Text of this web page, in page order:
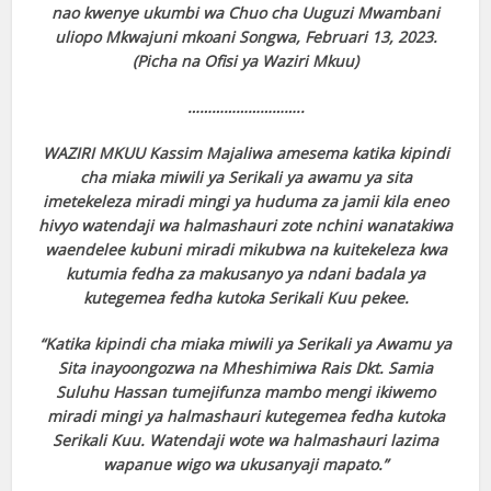
nao kwenye ukumbi wa Chuo cha Uuguzi Mwambani
uliopo Mkwajuni mkoani Songwa, Februari 13, 2023.
(Picha na Ofisi ya Waziri Mkuu)
………………………..
WAZIRI MKUU Kassim Majaliwa amesema katika kipindi
cha miaka miwili ya Serikali ya awamu ya sita
imetekeleza miradi mingi ya huduma za jamii kila eneo
hivyo watendaji wa halmashauri zote nchini wanatakiwa
waendelee kubuni miradi mikubwa na kuitekeleza kwa
kutumia fedha za makusanyo ya ndani badala ya
kutegemea fedha kutoka Serikali Kuu pekee.
“Katika kipindi cha miaka miwili ya Serikali ya Awamu ya
Sita inayoongozwa na Mheshimiwa Rais Dkt. Samia
Suluhu Hassan tumejifunza mambo mengi ikiwemo
miradi mingi ya halmashauri kutegemea fedha kutoka
Serikali Kuu. Watendaji wote wa halmashauri lazima
wapanue wigo wa ukusanyaji mapato.”